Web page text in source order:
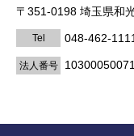
〒351-0198 埼玉県和
Tel 048-462-1111
法人番号